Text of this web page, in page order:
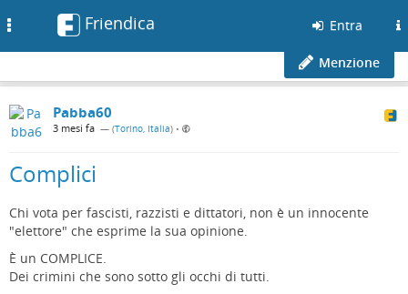
Friendica Entra
Menzione
Pabba60
3 mesi fa — (Torino, Italia) •
Complici
Chi vota per fascisti, razzisti e dittatori, non è un innocente
"elettore" che esprime la sua opinione.
È un COMPLICE.
Dei crimini che sono sotto gli occhi di tutti.